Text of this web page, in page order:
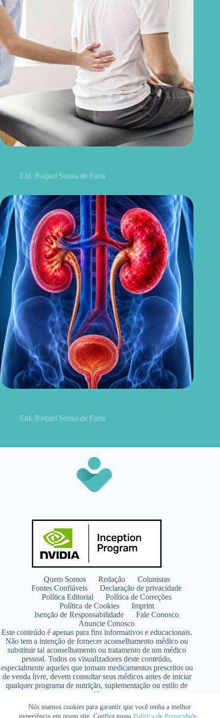
Nós usamos cookies para garantir que você tenha a melhor
experiência em nosso site. Confira nossa Política de Privacidade.
Enf. Raquel Souza de Faria
Enf. Raquel Souza de Faria
Quem Somos Redação
Colunistas
Fontes Confiáveis
Declaração de privacidade
Política Editorial
Política de Correções
Política de Cookies
Imprint
Isenção de Responsabilidade
Fale Conosco
Anuncie Conosco
Este conteúdo é apenas para fins informativos e educacionais.
Não tem a intenção de fornecer aconselhamento médico ou
substituir tal aconselhamento ou tratamento de um médico
pessoal. Todos os visualizadores deste conteúdo,
especialmente aqueles que tomam medicamentos prescritos ou
de venda livre, devem consultar seus médicos antes de iniciar
qualquer programa de nutrição, suplementação ou estilo de
vida.
Copyright © 2026 - SaúdeLAB.com pertence ao grupo
VKCF Soluções Digitais Ltda - CNPJ n° 43.726.917/0001-80